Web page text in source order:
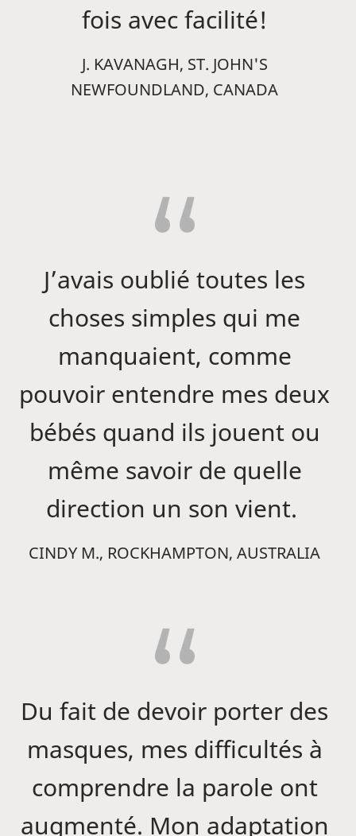
fois avec facilité!
J. KAVANAGH, ST. JOHN'S
NEWFOUNDLAND, CANADA
J’avais oublié toutes les
choses simples qui me
manquaient, comme
pouvoir entendre mes deux
bébés quand ils jouent ou
même savoir de quelle
direction un son vient.
CINDY M., ROCKHAMPTON, AUSTRALIA
Du fait de devoir porter des
masques, mes difficultés à
comprendre la parole ont
augmenté. Mon adaptation